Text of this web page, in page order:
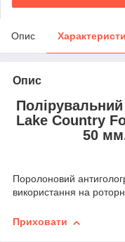
Опис
Опис
Lake Country
50
Поролоновий
використання на
Приховати